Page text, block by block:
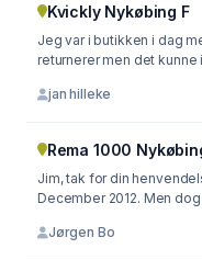
Kvickly Nykøbing F
Jeg var i butikken i dag med
returnerer men det kunne
jan hilleke
Rema 1000
Jim, tak for din henvendelse. Rema 1000 har åbnet fra kl. 11-
December 2012. Men dog
Jørgen Bo